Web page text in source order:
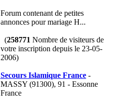
Forum contenant de petites
annonces pour mariage H...
(258771 Nombre de visiteurs de
votre inscription depuis le 23-05-
2006)
Secours Islamique France-
MASSY (91300), 91 - Essonne
France